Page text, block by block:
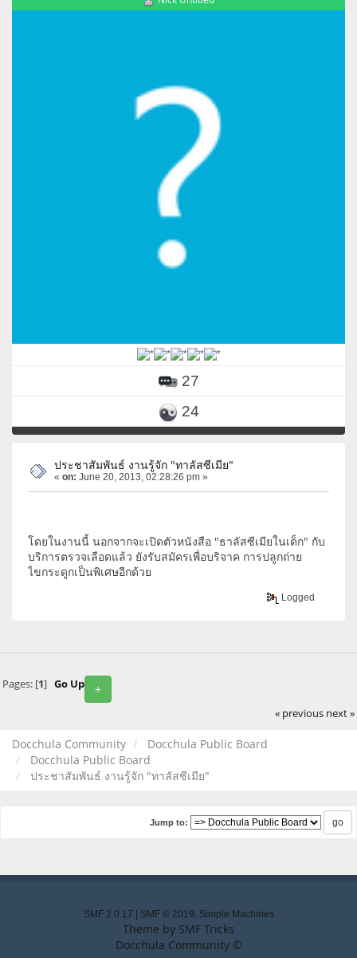
27
24
ประชาสัมพันธ์ งานรู้จัก "ทาลัสซีเมีย"
« on: June 20, 2013, 02:28:26 pm »
โดยในงานนี้ นอกจากจะเปิดตัวหนังสือ "ธาลัสซีเมียในเด็ก" กับ
บริการตรวจเลือดแล้ว ยังรับสมัครเพื่อบริจาค การปลูกถ่าย
ไขกระดูกเป็นพิเศษอีกด้วย
Logged
+
Pages: [1] Go Up
« previous next »
Docchula Community
Docchula Public Board
Docchula Public Board
ประชาสัมพันธ์ งานรู้จัก "ทาลัสซีเมีย"
Jump to:
SMF 2.0.17 | SMF © 2019 Simple Machines
Theme by SMF Tricks
Docchula Community ©